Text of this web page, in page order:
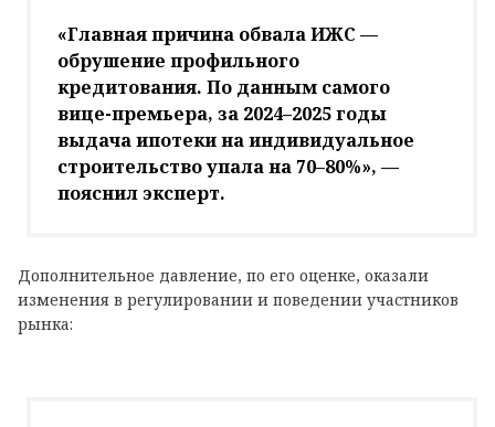
«Главная причина обвала ИЖС —
обрушение профильного
кредитования. По данным самого
вице-премьера, за 2024–2025 годы
выдача ипотеки на индивидуальное
строительство упала на 70–80%», —
пояснил эксперт.
Дополнительное давление, по его оценке, оказали
изменения в регулировании и поведении участников
рынка: